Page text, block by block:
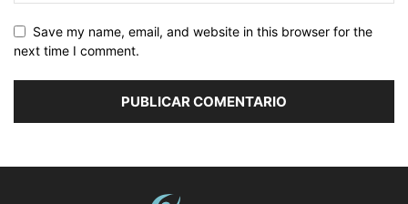
Save my name, email, and website in this browser for the
next time I comment.